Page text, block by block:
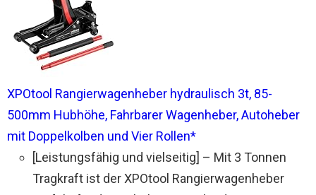
XPOtool Rangierwagenheber hydraulisch 3t, 85-
500mm Hubhöhe, Fahrbarer Wagenheber, Autoheber
mit Doppelkolben und Vier Rollen*
[Leistungsfähig und vielseitig] – Mit 3 Tonnen
Tragkraft ist der XPOtool Rangierwagenheber